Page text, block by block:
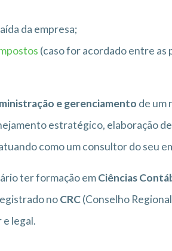
da empresa;
(caso for acordado entre as
e gerenciamento de um
estratégico, elaboração
como um consultor do seu
ter formação emCiências
noCRC(Conselho
legal.